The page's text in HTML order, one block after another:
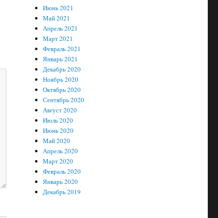
Июнь 2021
Май 2021
Апрель 2021
Март 2021
Февраль 2021
Январь 2021
Декабрь 2020
Ноябрь 2020
Октябрь 2020
Сентябрь 2020
Август 2020
Июль 2020
Июнь 2020
Май 2020
Апрель 2020
Март 2020
Февраль 2020
Январь 2020
Декабрь 2019